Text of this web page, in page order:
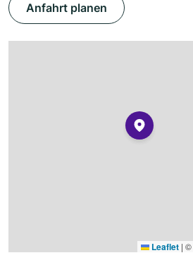
Anfahrt planen
Leaflet | ©